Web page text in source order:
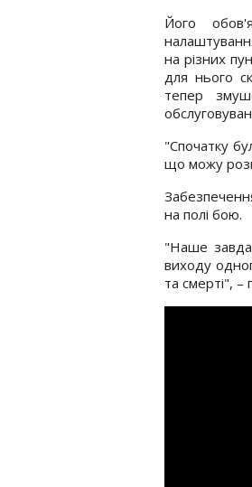
Його
на різних
для нього
тепер
"Спочатку
що можу
на полі бою.
"Наше
виходу
та смерті",